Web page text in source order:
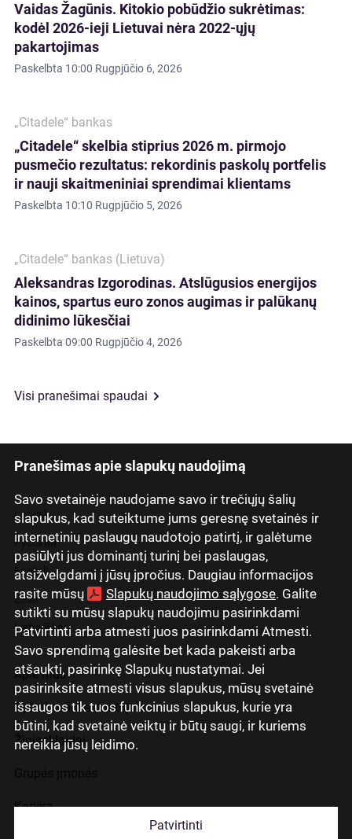
Pranešimas apie slapukų naudojimą
Savo svetainėje naudojame savo ir trečiųjų šalių
slapukus, kad suteiktume jums geresnę svetainės ir
internetinių paslaugų naudotojo patirtį, ir galėtume
pasiūlyti jus dominantį turinį bei paslaugas,
atsižvelgdami į jūsų įpročius. Daugiau informacijos
rasite mūsų
Slapukų naudojimo sąlygose. Galite
sutikti su mūsų slapukų naudojimu pasirinkdami
Patvirtinti arba atmesti juos pasirinkdami Atmesti.
Savo sprendimą galėsite bet kada pakeisti arba
atšaukti, pasirinkę Slapukų nustatymai. Jei
pasirinksite atmesti visus slapukus, mūsų svetainė
išsaugos tik tuos funkcinius slapukus, kurie yra
būtini, kad svetainė veiktų ir būtų saugi, ir kuriems
nereikia jūsų leidimo.
Patvirtinti
Vaidas Žagūnis. Kitokio pobūdžio sukrėtimas:
kodėl 2026-ieji Lietuvai nėra 2022-ųjų
pakartojimas
Paskelbta 10:00 Rugpjūčio 6, 2026
„Citadele“ bankas
„Citadele“ skelbia stiprius 2026 m. pirmojo
pusmečio rezultatus: rekordinis paskolų portfelis
ir nauji skaitmeniniai sprendimai klientams
Paskelbta 10:10 Rugpjūčio 5, 2026
„Citadele“ bankas (Lietuva)
Aleksandras Izgorodinas. Atslūgusios energijos
kainos, spartus euro zonos augimas ir palūkanų
didinimo lūkesčiai
Paskelbta 09:00 Rugpjūčio 4, 2026
Visi pranešimai spaudai
Latviski
Русский
English
Eesti
Lietuviškai
Apie mus
Ryšiai su investuotojais
Žiniasklaidai
Karjera